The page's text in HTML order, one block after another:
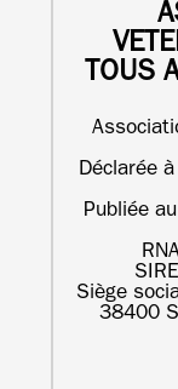
TOUS
Déclarée
Publiée
Siège
38400